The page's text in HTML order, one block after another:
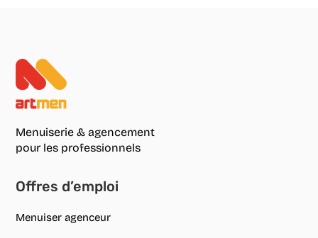
Menuiserie & agencement
pour les professionnels
Offres d’emploi
Menuiser agenceur